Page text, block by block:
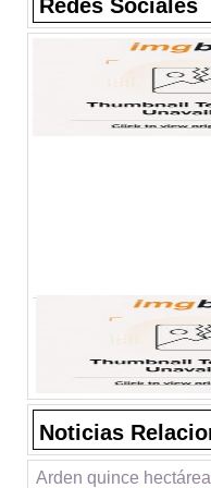
Redes Sociales
Noticias
Arden quince